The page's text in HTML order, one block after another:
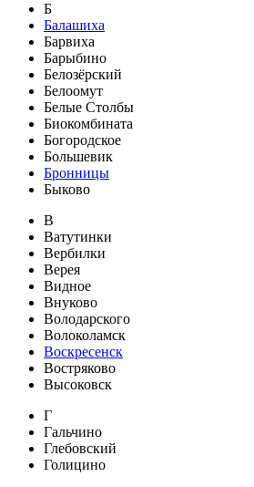
Б
Балашиха
Барвиха
Барыбино
Белозёрский
Белоомут
Белые Столбы
Биокомбината
Богородское
Большевик
Бронницы
Быково
В
Ватутинки
Вербилки
Верея
Видное
Внуково
Володарского
Волоколамск
Воскресенск
Востряково
Высоковск
Г
Гальчино
Глебовский
Голицино